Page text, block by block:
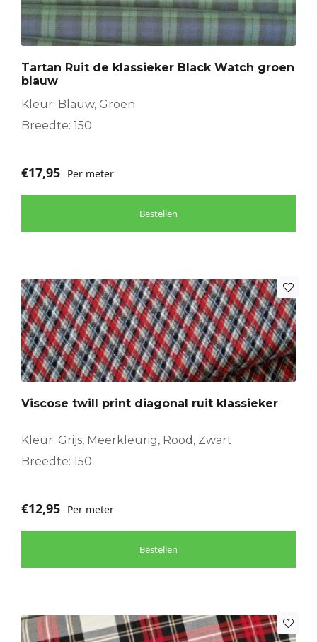
Tartan Ruit de klassieker Black Watch groen
blauw
Kleur: Blauw, Groen
Breedte: 150
€17,95 Per meter
Bestellen
Viscose twill print diagonal ruit klassieker
Kleur: Grijs, Meerkleurig, Rood, Zwart
Breedte: 150
€12,95 Per meter
Bestellen